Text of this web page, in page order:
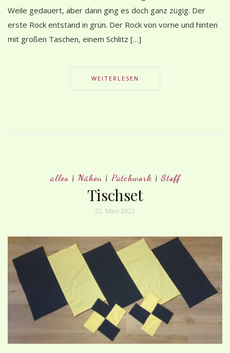
Weile gedauert, aber dann ging es doch ganz zügig. Der
erste Rock entstand in grün. Der Rock von vorne und hinten
mit großen Taschen, einem Schlitz […]
WEITERLESEN
alles| Nähen| Patchwork|Stoff
Tischset
22. März 2023